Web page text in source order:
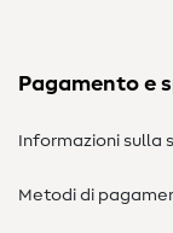
Pagamento e
Informazioni sulla
Metodi di